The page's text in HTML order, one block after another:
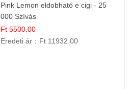
Pink Lemon eldobható e cigi - 25
000 Szívás
Ft 5500.00
Eredeti ár： Ft 11932.00